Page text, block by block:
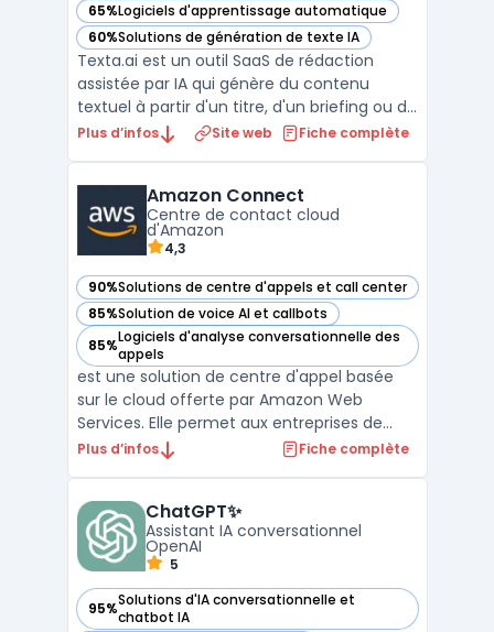
65%Logiciels d'apprentissage automatique
— voir Texta.ai dans cette catégorie
60%Solutions de génération de texte IA
— voir Texta.ai dans cette catégorie
Texta.ai est un outil SaaS de rédaction
assistée par IA qui génère du contenu
textuel à partir d'un titre, d'un briefing ou de
mots-clés. La plateforme couvre les
publicitaires (Facebook Ads, Google Ads) et
les posts ...
Plus d’infos Site web Fiche complète
Amazon Connect
Centre de contact cloud
d'Amazon
4,3
90%Solutions de centre d'appels et call center
— voir Amazon Connect dans cette catégorie
85%Solution de voice AI et callbots
— voir Amazon Connect dans cette catégorie
85%Logiciels d'analyse conversationnelle des
appels
— voir Amazon Connect dans cette catégorie
est une solution de centre d'appel basée
sur le cloud offerte par Amazon Web
Services. Elle permet aux entreprises de
gérer facilement leurs interactions clients
temps réel pour améliorer leurs
performances o ...
Plus d’infos Fiche complète
ChatGPT✨
Assistant IA conversationnel
OpenAI
5
95%Solutions d'IA conversationnelle et
chatbot IA
— voir ChatGPT✨ dans cette catégorie